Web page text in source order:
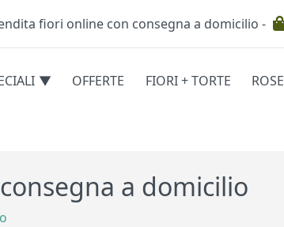
Testata
fiori online con consegna a domicilio -
OFFERTE FIORI + TORTE ROSE
a domicilio